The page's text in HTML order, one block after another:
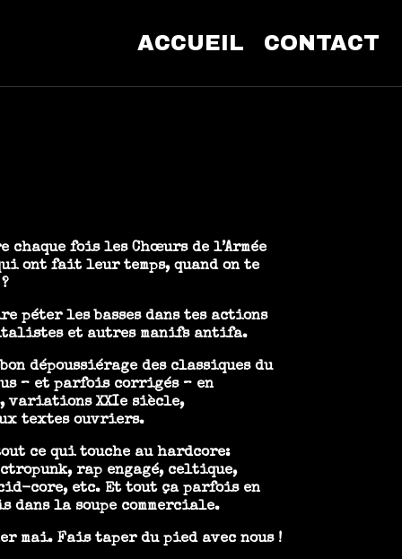
ACCUEIL CONTACT
chaque fois les Chœurs de l’Armée
ont fait leur temps, quand on te
péter les basses dans tes actions
et autres manifs antifa.
dépoussiérage des classiques du
– et parfois corrigés – en
variations XXIe siècle,
textes ouvriers.
ce qui touche au hardcore:
rap engagé, celtique,
core, etc. Et tout ça parfois en
dans la soupe commerciale.
mai. Fais taper du pied avec nous !